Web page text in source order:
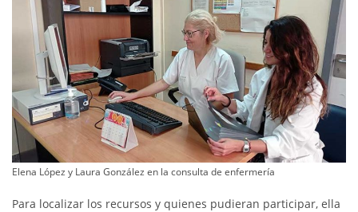
Elena López y Laura González en la consulta de enfermería
Para localizar los recursos y quienes pudieran participar, ella